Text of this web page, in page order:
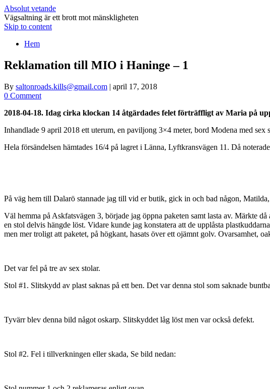
Absolut vetande
Vägsaltning är ett brott mot mänskligheten
Skip to content
Hem
Reklamation till MIO i Haninge – 1
By saltonroads.kills@gmail.com | april 17, 2018
0 Comment
2018-04-18. Idag cirka klockan 14 åtgärdades felet förträffligt av Maria på
Inhandlade 9 april 2018 ett uterum, en paviljong 3×4 meter, bord Modena med
Hela försändelsen hämtades 16/4 på lagret i Länna, Lyftkransvägen 11. Då
På väg hem till Dalarö stannade jag till vid er butik, gick in och bad någon,
Väl hemma på Askfatsvägen 3, började jag öppna paketen samt lasta av. Märkte
en stol delvis hängde löst. Vidare kunde jag konstatera att de upplåsta
men mer troligt att paketet, på högkant, hasats över ett ojämnt golv. Ovarsamhet,
Det var fel på tre av sex stolar.
Stol #1. Slitskydd av plast saknas på ett ben. Det var denna stol som saknade
Tyvärr blev denna bild något oskarp. Slitskyddet låg löst men var också defekt.
Stol #2. Fel i tillverkningen eller skada, Se bild nedan: